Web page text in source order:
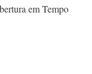
em Tempo